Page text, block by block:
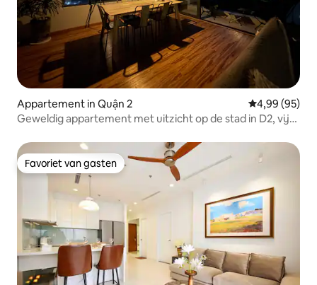
Appartement in Quận 2 Gemiddelde
4,99 (95)
Geweldig appartement met uitzicht op de stad in D2, vijf
Favoriet van gasten
Favoriet van gasten